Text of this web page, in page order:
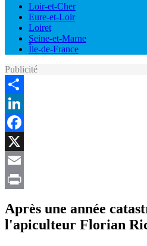
Loir-et-Cher
Eure-et-Loir
Loiret
Seine-et-Marne
Île-de-France
Publicité
Share
LinkedIn
Facebook
X
Email
Après une année
l'apiculteur Florian